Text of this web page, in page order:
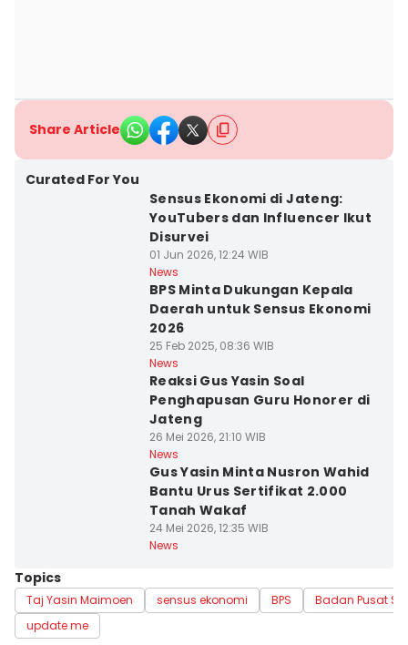
Share Article
Curated For You
Sensus Ekonomi di Jateng:
YouTubers dan Influencer Ikut
Disurvei
01 Jun 2026, 12:24 WIB
News
BPS Minta Dukungan Kepala
Daerah untuk Sensus Ekonomi
2026
25 Feb 2025, 08:36 WIB
News
Reaksi Gus Yasin Soal
Penghapusan Guru Honorer di
Jateng
26 Mei 2026, 21:10 WIB
News
Gus Yasin Minta Nusron Wahid
Bantu Urus Sertifikat 2.000
Tanah Wakaf
24 Mei 2026, 12:35 WIB
News
Topics
Taj Yasin Maimoen sensus ekonomi BPS
Badan Pusat
update me